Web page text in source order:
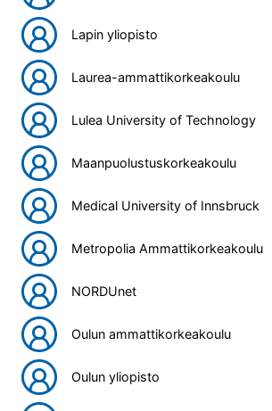
Lapin yliopisto
Laurea-ammattikorkeakoulu
Lulea University of Technology
Maanpuolustuskorkeakoulu
Medical University of Innsbruck
Metropolia Ammattikorkeakoulu
NORDUnet
Oulun ammattikorkeakoulu
Oulun yliopisto